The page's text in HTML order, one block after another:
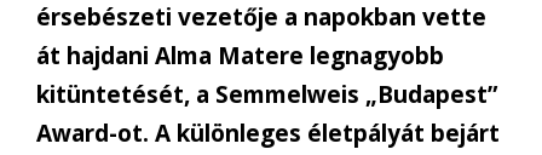
érsebészeti vezetője a napokban vette
át hajdani Alma Matere legnagyobb
kitüntetését, a Semmelweis „Budapest”
Award-ot. A különleges életpályát bejárt